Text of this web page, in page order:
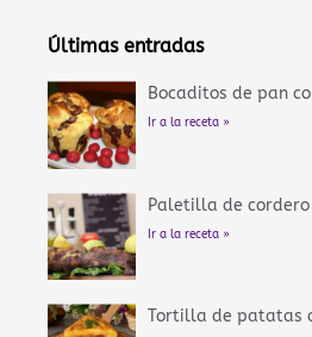
k
Últimas entradas
Bocaditos de pan
Ir a la receta »
Paletilla de
Ir a la receta »
Tortilla de patatas